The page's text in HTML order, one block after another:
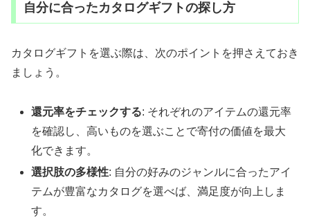
自分に合ったカタログギフトの探し方
カタログギフトを選ぶ際は、次のポイントを押さえておき
ましょう。
還元率をチェックする: それぞれのアイテムの還元率
を確認し、高いものを選ぶことで寄付の価値を最大
化できます。
選択肢の多様性: 自分の好みのジャンルに合ったアイ
テムが豊富なカタログを選べば、満足度が向上しま
す。